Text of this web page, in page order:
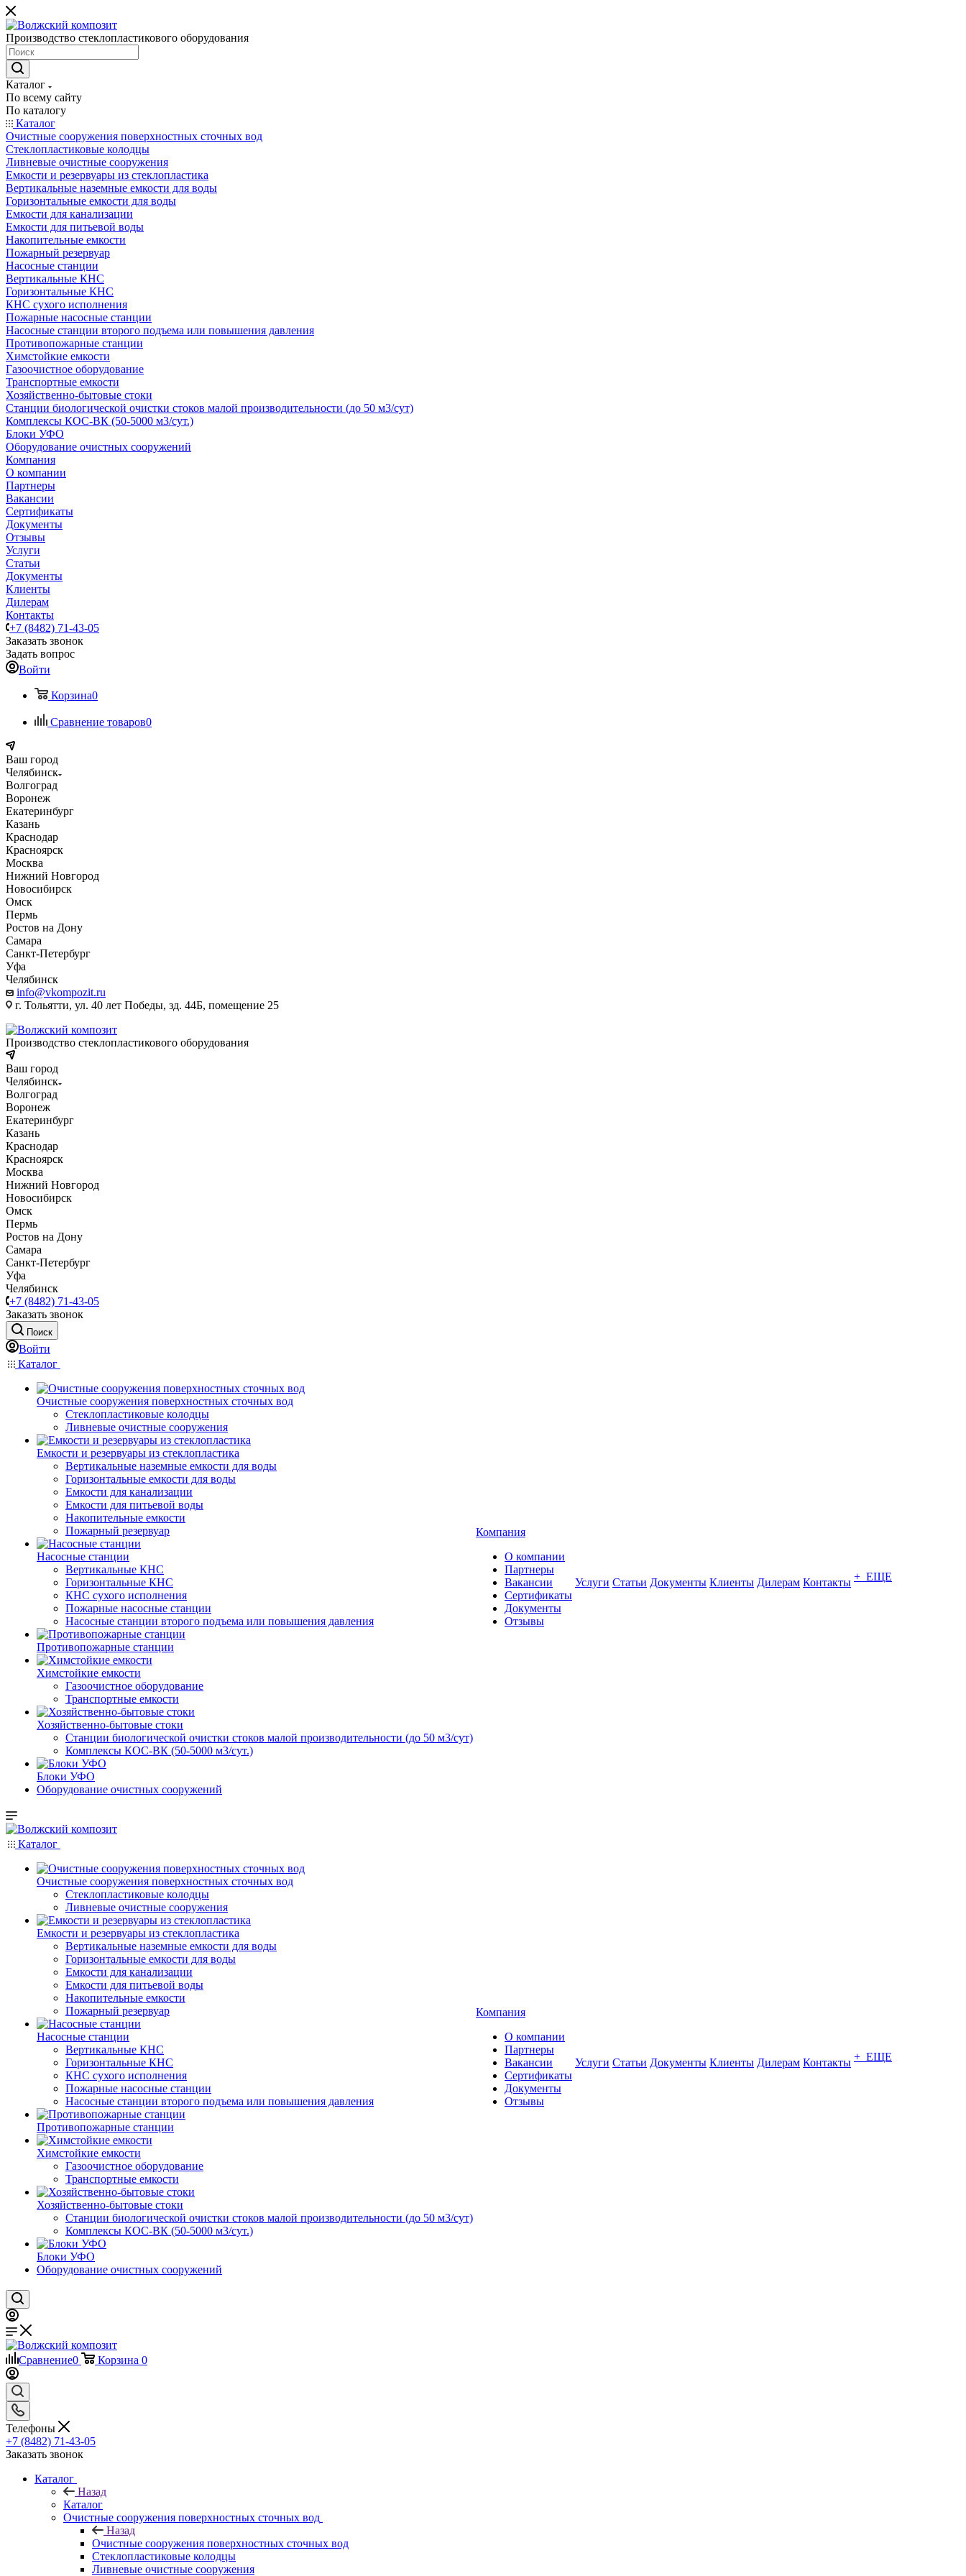
Производство стеклопластикового оборудования
Каталог
По всему сайту
По каталогу
Каталог
Очистные сооружения поверхностных сточных вод
Стеклопластиковые колодцы
Ливневые очистные сооружения
Емкости и резервуары из стеклопластика
Вертикальные наземные емкости для воды
Горизонтальные емкости для воды
Емкости для канализации
Емкости для питьевой воды
Накопительные емкости
Пожарный резервуар
Насосные станции
Вертикальные КНС
Горизонтальные КНС
КНС сухого исполнения
Пожарные насосные станции
Насосные cтанции второго подъема или повышения давления
Противопожарные станции
Химстойкие емкости
Газоочистное оборудование
Транспортные емкости
Хозяйственно-бытовые стоки
Станции биологической очистки стоков малой производительности (до 50 м3/сут)
Комплексы КОС-ВК (50-5000 м3/сут.)
Блоки УФО
Оборудование очистных сооружений
Компания
О компании
Партнеры
Вакансии
Сертификаты
Документы
Отзывы
Услуги
Статьи
Документы
Клиенты
Дилерам
Контакты
+7 (8482) 71-43-05
Заказать звонок
Задать вопрос
Войти
Корзина0
Сравнение товаров0
Ваш город
Челябинск
Волгоград
Воронеж
Екатеринбург
Казань
Краснодар
Красноярск
Москва
Нижний Новгород
Новосибирск
Омск
Пермь
Ростов на Дону
Самара
Санкт-Петербург
Уфа
Челябинск
info@vkompozit.ru
г. Тольятти, ул. 40 лет Победы, зд. 44Б, помещение 25
Производство стеклопластикового оборудования
Ваш город
Челябинск
Волгоград
Воронеж
Екатеринбург
Казань
Краснодар
Красноярск
Москва
Нижний Новгород
Новосибирск
Омск
Пермь
Ростов на Дону
Самара
Санкт-Петербург
Уфа
Челябинск
+7 (8482) 71-43-05
Заказать звонок
Поиск
Войти
Каталог
Очистные сооружения поверхностных сточных вод
Стеклопластиковые колодцы
Ливневые очистные сооружения
Емкости и резервуары из стеклопластика
Вертикальные наземные емкости для воды
Горизонтальные емкости для воды
Емкости для канализации
Емкости для питьевой воды
Накопительные емкости
Пожарный резервуар
Насосные станции
Вертикальные КНС
Горизонтальные КНС
КНС сухого исполнения
Пожарные насосные станции
Насосные cтанции второго подъема или повышения давления
Противопожарные станции
Химстойкие емкости
Газоочистное оборудование
Транспортные емкости
Хозяйственно-бытовые стоки
Станции биологической очистки стоков малой производительности (до 50 м3/сут)
Комплексы КОС-ВК (50-5000 м3/сут.)
Блоки УФО
Оборудование очистных сооружений
Компания
О компании
Партнеры
Вакансии
Сертификаты
Документы
Отзывы
Услуги Статьи Документы Клиенты Дилерам Контакты + ЕЩЕ
Каталог
Очистные сооружения поверхностных сточных вод
Стеклопластиковые колодцы
Ливневые очистные сооружения
Емкости и резервуары из стеклопластика
Вертикальные наземные емкости для воды
Горизонтальные емкости для воды
Емкости для канализации
Емкости для питьевой воды
Накопительные емкости
Пожарный резервуар
Насосные станции
Вертикальные КНС
Горизонтальные КНС
КНС сухого исполнения
Пожарные насосные станции
Насосные cтанции второго подъема или повышения давления
Противопожарные станции
Химстойкие емкости
Газоочистное оборудование
Транспортные емкости
Хозяйственно-бытовые стоки
Станции биологической очистки стоков малой производительности (до 50 м3/сут)
Комплексы КОС-ВК (50-5000 м3/сут.)
Блоки УФО
Оборудование очистных сооружений
Компания
О компании
Партнеры
Вакансии
Сертификаты
Документы
Отзывы
Услуги Статьи Документы Клиенты Дилерам Контакты + ЕЩЕ
Сравнение0 Корзина 0
Телефоны
+7 (8482) 71-43-05
Заказать звонок
Каталог
Назад
Каталог
Очистные сооружения поверхностных сточных вод
Назад
Очистные сооружения поверхностных сточных вод
Стеклопластиковые колодцы
Ливневые очистные сооружения